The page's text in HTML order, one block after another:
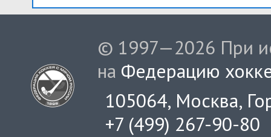
© 1997—2026 При
на Федерацию
105064, Москва,
+7 (499) 267-90-80